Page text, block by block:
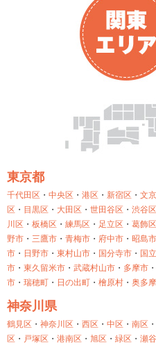
東京都
千代田区 ・ 中央区 ・ 港区 ・ 新宿区 ・ 文
区 ・ 目黒区 ・ 大田区 ・ 世田谷区 ・ 渋谷区
川区 ・ 板橋区 ・ 練馬区 ・ 足立区 ・ 葛飾区
野市 ・ 三鷹市 ・ 青梅市 ・ 府中市 ・ 昭島市
市 ・ 日野市 ・ 東村山市 ・ 国分寺市 ・ 国
市 ・ 東久留米市 ・ 武蔵村山市 ・ 多摩市 ・
市 ・ 瑞穂町 ・ 日の出町 ・ 檜原村 ・ 奥多
神奈川県
鶴見区 ・ 神奈川区 ・ 西区 ・ 中区 ・ 南区 ・
区 ・ 戸塚区 ・ 港南区 ・ 旭区 ・ 緑区 ・ 瀬